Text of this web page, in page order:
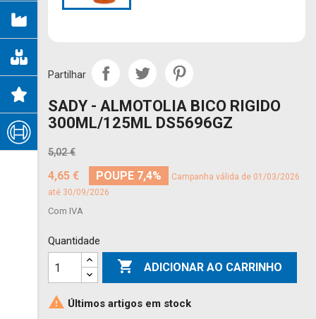
Partilhar
SADY - ALMOTOLIA BICO RIGIDO
300ML/125ML DS5696GZ
5,02 €
4,65 € POUPE 7,4%
Campanha válida de 01/03/2026
até 30/09/2026
Com IVA
Quantidade
 ADICIONAR AO CARRINHO
 Últimos artigos em stock